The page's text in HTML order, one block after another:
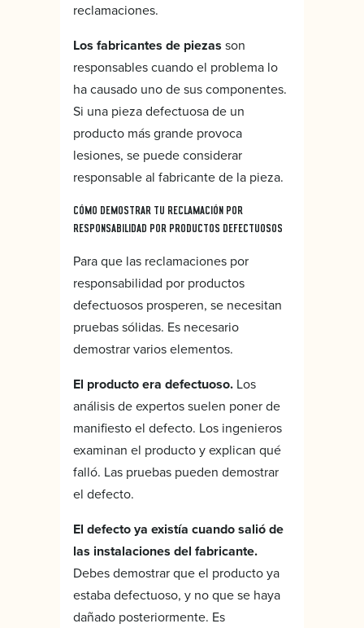
reclamaciones.
Los fabricantes de piezas son
responsables cuando el problema lo
ha causado uno de sus componentes.
Si una pieza defectuosa de un
producto más grande provoca
lesiones, se puede considerar
responsable al fabricante de la pieza.
CÓMO DEMOSTRAR TU RECLAMACIÓN POR
RESPONSABILIDAD POR PRODUCTOS DEFECTUOSOS
Para que las reclamaciones por
responsabilidad por productos
defectuosos prosperen, se necesitan
pruebas sólidas. Es necesario
demostrar varios elementos.
El producto era defectuoso. Los
análisis de expertos suelen poner de
manifiesto el defecto. Los ingenieros
examinan el producto y explican qué
falló. Las pruebas pueden demostrar
el defecto.
El defecto ya existía cuando salió de
las instalaciones del fabricante.
Debes demostrar que el producto ya
estaba defectuoso, y no que se haya
dañado posteriormente. Es